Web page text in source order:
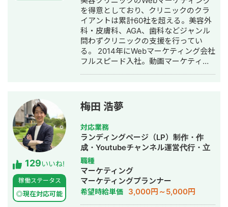
ナー制作・デザイン・ロゴデザイン・
作成・リスティング広告運用代行・オ
ウンドメディア制作・構築・運用代
行・動画制作・動画編集・営業代行
を得意としており、クリニックのクラ
イアントは累計60社を超える。美容外
科・皮膚科、AGA、歯科などジャンル
問わずクリニックの支援を行ってい
る。 2014年にWebマーケティング会社
フルスピード入社。動画マーケティン
独立。 独立後はフリーランスとなり、
フロントエンドエンジニア兼総合Web
マーケターとして活動。現在はWebコ
ンサルティング会社を創設し、法人と
してStockSunに参画。
129いいね!
稼働ステータス
◎現在対応可能
梅田 浩夢
対応業務
ランディングページ（LP）制作・作
成・Youtubeチャンネル運営代行・立
ち上げ・SEO対策・SNS運用代行・記
事作成代行・ライティング・ホームペ
ージ制作・作成・リスティング広告運
用代行・オウンドメディア制作・構
築・運用代行
職種
マーケティング
マーケティングプランナー
希望時給単価 3,000円～5,000円